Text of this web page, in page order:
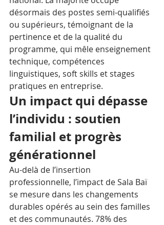
désormais des postes semi-qualifiés
ou supérieurs, témoignant de la
pertinence et de la qualité du
programme, qui mêle enseignement
technique, compétences
linguistiques, soft skills et stages
pratiques en entreprise.
Un impact qui dépasse
l’individu : soutien
familial et progrès
générationnel
Au-delà de l’insertion
professionnelle, l’impact de Sala Baï
se mesure dans les changements
durables opérés au sein des familles
et des communautés. 78% des